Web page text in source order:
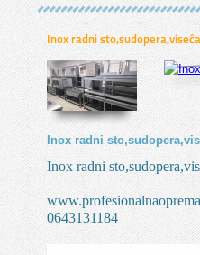
Inox radni
Inox radni
Inox radni
0643131184